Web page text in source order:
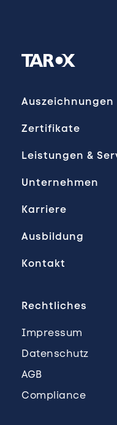
Auszeichnungen
Zertifikate
Leistungen &
Unternehmen
Karriere
Ausbildung
Kontakt
Rechtliches
Impressum
Datenschutz
AGB
Compliance